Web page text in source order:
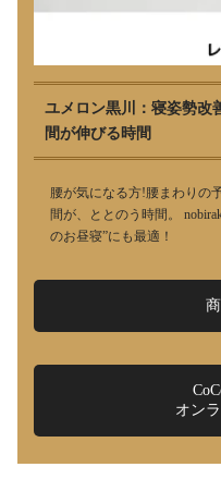
ユメロン黒川：寝姿勢
間が伸びる時間
腰が気になる方!腰まわりの
間が、ととのう時間。
のお昼寝”にも最適！
オン